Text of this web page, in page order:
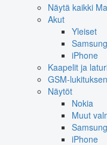
Näytä kaikki
Akut
Yleiset
iPhone
Kaapelit ja
GSM-
Näytöt
Nokia
Muut
iPhone